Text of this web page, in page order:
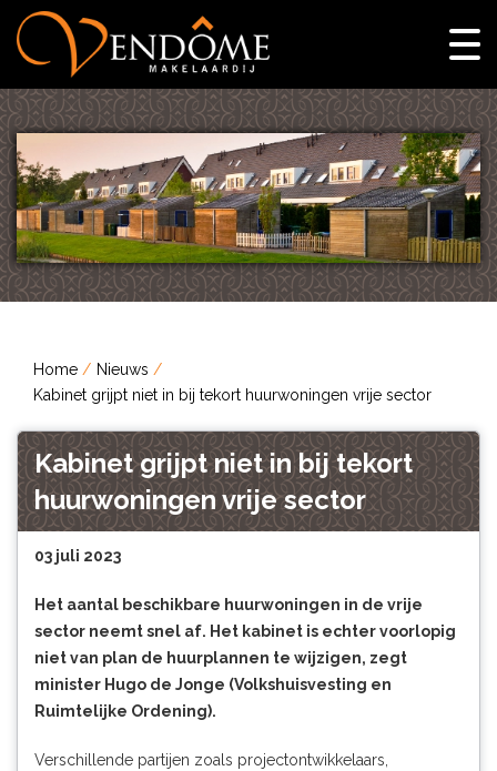
Home
Nieuws
Kabinet grijpt niet in bij tekort huurwoningen vrije sector
Kabinet grijpt niet in bij tekort
huurwoningen vrije sector
03 juli 2023
Het aantal beschikbare huurwoningen in de vrije
sector neemt snel af. Het kabinet is echter voorlopig
niet van plan de huurplannen te wijzigen, zegt
minister Hugo de Jonge (Volkshuisvesting en
Ruimtelijke Ordening).
Verschillende partijen zoals projectontwikkelaars,